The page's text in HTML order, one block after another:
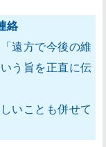
絡
遠方で今後の維
う旨を正直に伝
いことも併せて